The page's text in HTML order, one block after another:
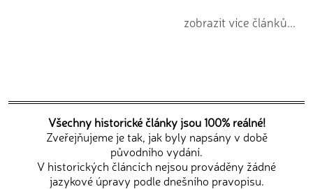
zobrazit více článků...
Všechny historické články jsou 100% reálné!
Zveřejňujeme je tak, jak byly napsány v době
původního vydání.
V historických článcích nejsou prováděny žádné
jazykové úpravy podle dnešního pravopisu.